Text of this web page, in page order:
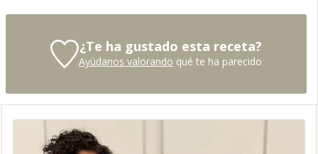
¿Te ha gustado esta receta?
Ayúdanos valorando qué te ha parecido